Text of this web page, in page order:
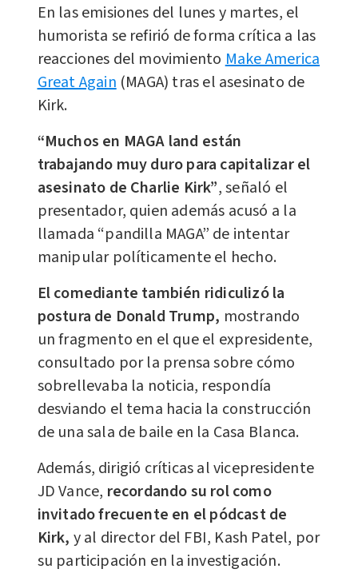
En las emisiones del lunes y martes, el
humorista se refirió de forma crítica a las
reacciones del movimiento Make America
Great Again (MAGA) tras el asesinato de
Kirk.
“Muchos en MAGA land están
trabajando muy duro para capitalizar el
asesinato de Charlie Kirk”, señaló el
presentador, quien además acusó a la
llamada “pandilla MAGA” de intentar
manipular políticamente el hecho.
El comediante también ridiculizó la
postura de Donald Trump, mostrando
un fragmento en el que el expresidente,
consultado por la prensa sobre cómo
sobrellevaba la noticia, respondía
desviando el tema hacia la construcción
de una sala de baile en la Casa Blanca.
Además, dirigió críticas al vicepresidente
JD Vance, recordando su rol como
invitado frecuente en el pódcast de
Kirk, y al director del FBI, Kash Patel, por
su participación en la investigación.